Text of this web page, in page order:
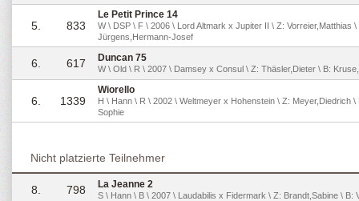
5. 833
Le Petit Prince 14
W \ DSP \ F \ 2006 \ Lord Altmark x Jupiter II \ Z: Vorreier,Matthias \
Jürgens,Hermann-Josef
6. 617 Duncan 75
W \ Old \ R \ 2007 \ Damsey x Consul \ Z: Thäsler,Dieter \ B:
6. 1339
Wiorello
H \ Hann \ R \ 2002 \ Weltmeyer x Hohenstein \ Z: Meyer,Diedrich \
Sophie
Nicht platzierte Teilnehmer
8. 798 La Jeanne 2
S \ Hann \ B \ 2007 \ Laudabilis x Fidermark \ Z: Brandt,Sabine \ B: